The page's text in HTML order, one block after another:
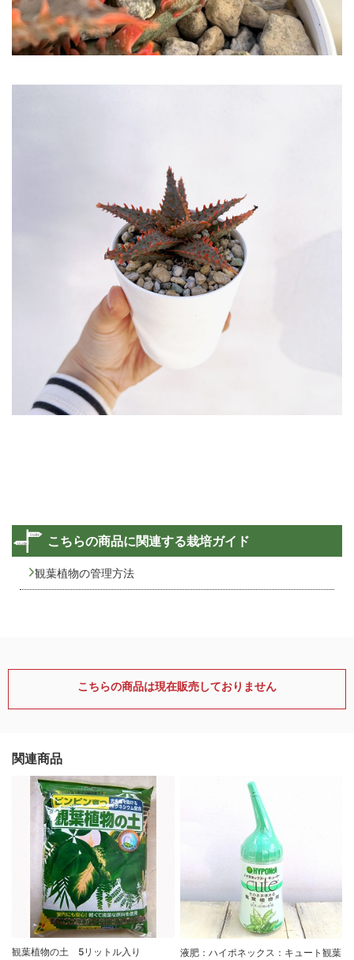
こちらの商品に関連する栽培ガイド
観葉植物の管理方法
こちらの商品は現在販売しておりません
関連商品
観葉植物の土 5リットル入り
液肥：ハイポネックス：キュート観葉